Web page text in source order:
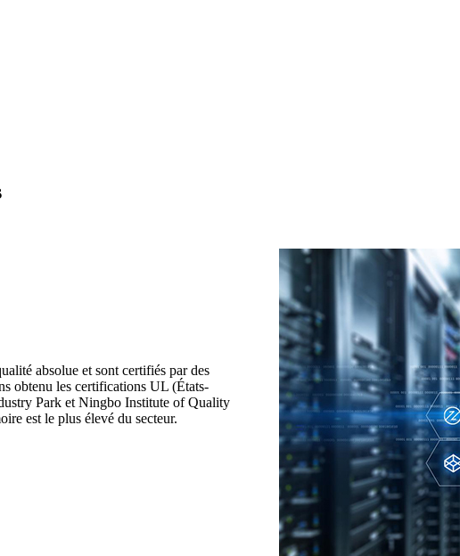
absolue et sont certifiés par des
obtenu les certifications UL (États-
Park et Ningbo Institute of Quality
est le plus élevé du secteur.